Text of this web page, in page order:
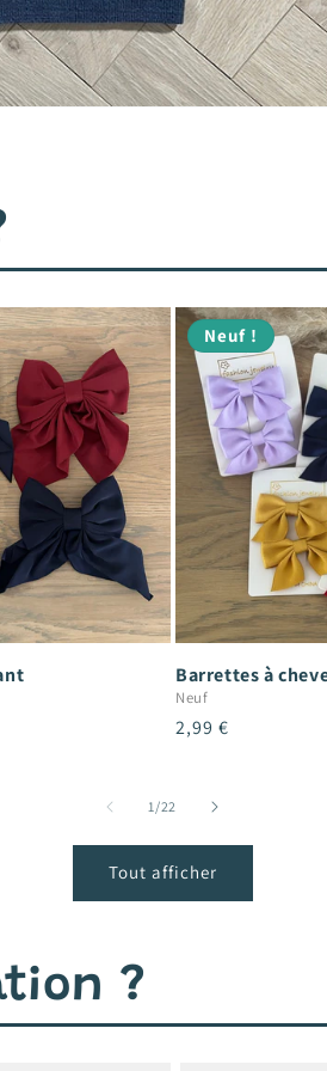
Neuf !
Barrettes à
Neuf
Prix
2,99 €
1 /de
22
Tout afficher
?